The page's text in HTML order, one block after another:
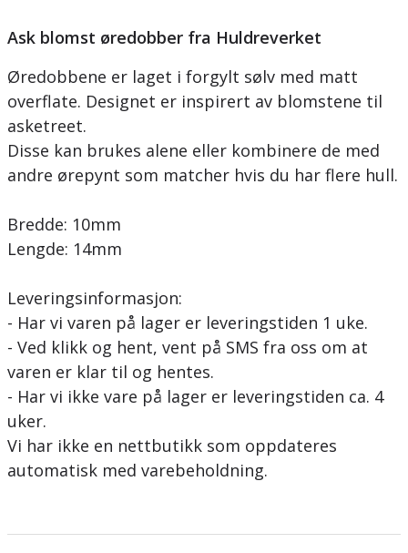
Ask blomst øredobber fra Huldreverket
Øredobbene er laget i forgylt sølv med matt
overflate. Designet er inspirert av blomstene til
asketreet.
Disse kan brukes alene eller kombinere de med
andre ørepynt som matcher hvis du har flere hull.
Bredde: 10mm
Lengde: 14mm
Leveringsinformasjon:
- Har vi varen på lager er leveringstiden 1 uke.
- Ved klikk og hent, vent på SMS fra oss om at
varen er klar til og hentes.
- Har vi ikke vare på lager er leveringstiden ca. 4
uker.
Vi har ikke en nettbutikk som oppdateres
automatisk med varebeholdning.